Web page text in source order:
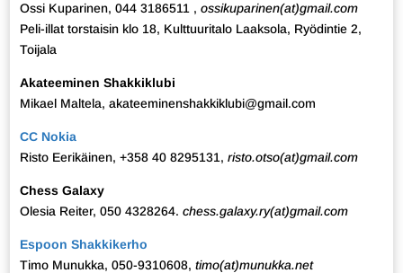
Ossi Kuparinen, 044 3186511 , ossikuparinen(at)gmail.com
Peli-illat torstaisin klo 18, Kulttuuritalo Laaksola, Ryödintie 2,
Toijala
Akateeminen Shakkiklubi
Mikael Maltela, akateeminenshakkiklubi@gmail.com
CC Nokia
Risto Eerikäinen, +358 40 8295131, risto.otso(at)gmail.com
Chess Galaxy
Olesia Reiter, 050 4328264. chess.galaxy.ry(at)gmail.com
Espoon Shakkikerho
Timo Munukka, 050-9310608, timo(at)munukka.net